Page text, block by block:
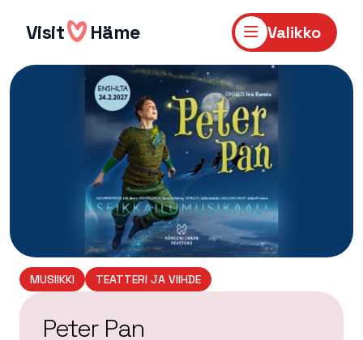
sisältöön
Visit Häme Valikko
MUSIIKKI TEATTERI JA VIIHDE
Peter Pan